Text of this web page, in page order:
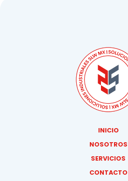
INICIO
NOSOTROS
SERVICIOS
CONTACTO